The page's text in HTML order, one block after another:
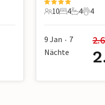
10 Gäste
10
4
4
4
4
4
4
9 Jan • 7
Nächte